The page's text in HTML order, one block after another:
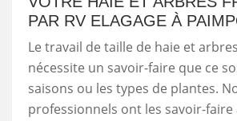
PAR RV ELAGAGE À
Le travail de taille de haie et
nécessite un savoir-faire que ce
saisons ou les types de plantes.
professionnels ont les savoir-